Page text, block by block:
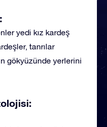
yedi kız kardeş
tanrılar
gökyüzünde yerlerini